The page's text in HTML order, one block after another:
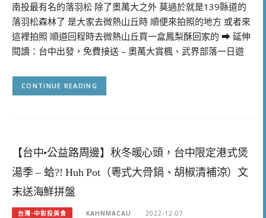
南投最有名的落羽松 除了奧萬大之外 莫過於就是139縣道的
落羽松森林了 是大家去微熱山丘時 順便來拍照的地方 或者來
這裡拍照 順道回程時去微熱山丘買一盒鳳梨酥回家的 ➡ 延伸
閱讀：台中出發，免費接送 – 奧萬大賞楓、武界部落一日遊
CONTINUE READING
【台中•公益路周邊】秋冬暖心頭，台中限定港式煲
湯季 – 蛤?! Huh Pot（粵式大骨鍋、胡椒清補涼）文
末送海鮮拼盤
台灣-中彰投美食 KAHNMACAU 2022-12-07